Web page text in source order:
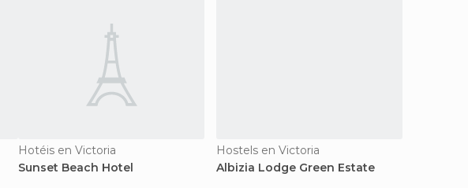
Hotéis en Victoria
Sunset Beach Hotel
Hostels en Victoria
Albizia Lodge Green Estate